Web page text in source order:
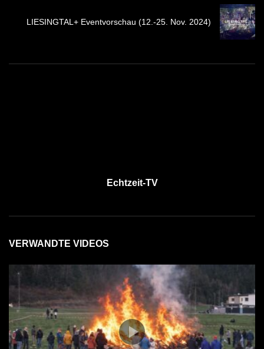
LIESINGTAL+ Eventvorschau (12.-25. Nov. 2024)
Echtzeit-TV
VERWANDTE VIDEOS